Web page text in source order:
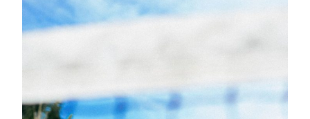
L’ASCENSION
D’UN